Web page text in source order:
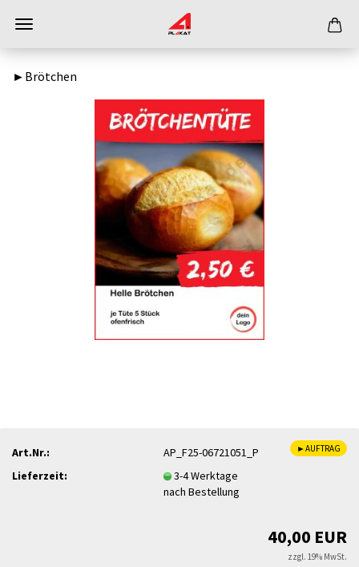
►Brötchen
►AUFTRAG
Art.Nr.:
AP_F25-06721051_P
Lieferzeit:
3-4 Werktage
nach Bestellung
40,00 EUR
zzgl. 19% MwSt.